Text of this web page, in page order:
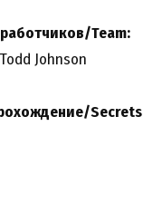
Team:
Johnson
Secrets